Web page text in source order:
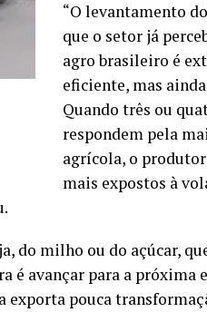
“O levantamento
que o setor já
agro brasileiro é
eficiente, mas
Quando três ou
respondem pela
agrícola, o
mais expostos à
do milho ou do açúcar,
é avançar para a próxima
pouca